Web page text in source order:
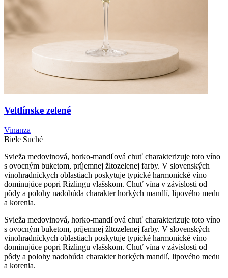
Veltlínske zelené
Vinanza
Biele Suché
Svieža medovinová, horko-mandľová chuť charakterizuje toto víno
s ovocným buketom, príjemnej žltozelenej farby. V slovenských
vinohradníckych oblastiach poskytuje typické harmonické víno
dominujúce popri Rizlingu vlašskom. Chuť vína v závislosti od
pôdy a polohy nadobúda charakter horkých mandlí, lipového medu
a korenia.
Svieža medovinová, horko-mandľová chuť charakterizuje toto víno
s ovocným buketom, príjemnej žltozelenej farby. V slovenských
vinohradníckych oblastiach poskytuje typické harmonické víno
dominujúce popri Rizlingu vlašskom. Chuť vína v závislosti od
pôdy a polohy nadobúda charakter horkých mandlí, lipového medu
a korenia.